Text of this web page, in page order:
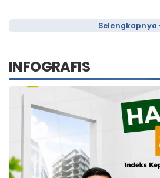
Selengkapnya
INFOGRAFIS